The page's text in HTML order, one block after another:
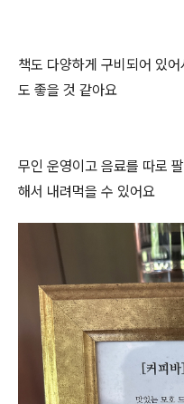
책도 다양하게 구비되어 있
도 좋을 것 같아요
무인 운영이고 음료를 따로
해서 내려먹을 수 있어요